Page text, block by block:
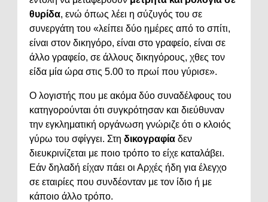
θυρίδα, ενώ όπως λέει η σύζυγός του σε
συνεργάτη του «λείπει δύο ημέρες από το σπίτι,
είναι στον δικηγόρο, είναι στο γραφείο, είναι σε
άλλο γραφείο, σε άλλους δικηγόρους, χθες τον
είδα μία ώρα στις 5.00 το πρωί που γύρισε».
Ο λογιστής που με ακόμα δύο συναδέλφους του
κατηγορούνται ότι συγκρότησαν και διεύθυναν
την εγκληματική οργάνωση γνώριζε ότι ο κλοιός
γύρω του σφίγγει. Στη δικογραφία δεν
διευκρινίζεται με ποιο τρόπο το είχε καταλάβει.
Εάν δηλαδή είχαν πάει οι Αρχές ήδη για έλεγχο
σε εταιρίες που συνδέονταν με τον ίδιο ή με
κάποιο άλλο τρόπο.